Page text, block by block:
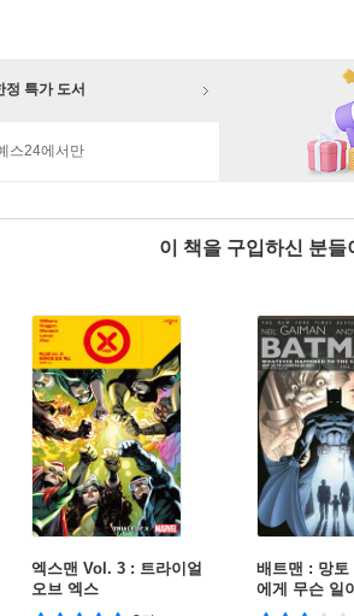
정 특가 도서
스24에서만
이 책을 구입하신 분
엑스맨 Vol. 3 : 트라이얼
오브 엑스
배트맨 : 망토
에게 무슨 일
럭스 에디션